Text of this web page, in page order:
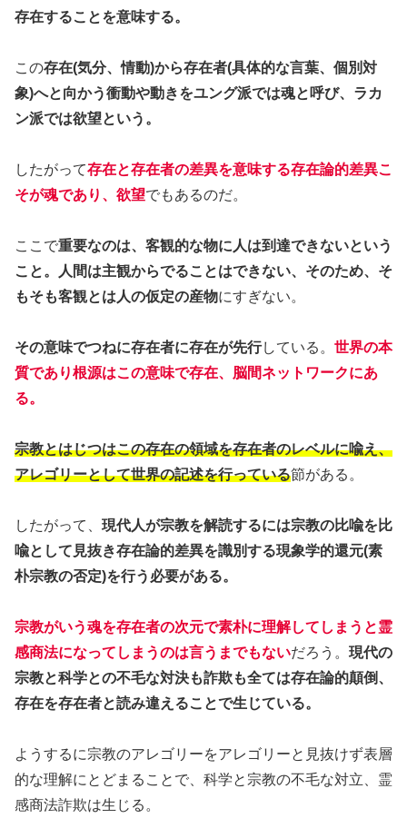
存在することを意味する。
この存在(気分、情動)から存在者(具体的な言葉、個別対
象)へと向かう衝動や動きをユング派では魂と呼び、ラカ
ン派では欲望という。
したがって存在と存在者の差異を意味する存在論的差異こ
そが魂であり、欲望でもあるのだ。
ここで重要なのは、客観的な物に人は到達できないという
こと。人間は主観からでることはできない、そのため、そ
もそも客観とは人の仮定の産物にすぎない。
その意味でつねに存在者に存在が先行している。 世界の本
質であり根源はこの意味で存在、脳間ネットワークにあ
る。
宗教とはじつはこの存在の領域を存在者のレベルに喩え、
アレゴリーとして世界の記述を行っている節がある。
したがって、 現代人が宗教を解読するには宗教の比喩を比
喩として見抜き存在論的差異を識別する現象学的還元(素
朴宗教の否定)を行う必要がある。
宗教がいう魂を存在者の次元で素朴に理解してしまうと霊
感商法になってしまうのは言うまでもないだろう。 現代の
宗教と科学との不毛な対決も詐欺も全ては存在論的顛倒、
存在を存在者と読み違えることで生じている。
ようするに宗教のアレゴリーをアレゴリーと見抜けず表層
的な理解にとどまることで、科学と宗教の不毛な対立、霊
感商法詐欺は生じる。